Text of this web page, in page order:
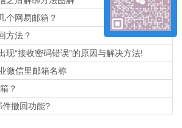
个网易邮箱？
方法？
现“接收密码错误”的原因与解决方法!
微信里邮箱名称
？
撤回功能?